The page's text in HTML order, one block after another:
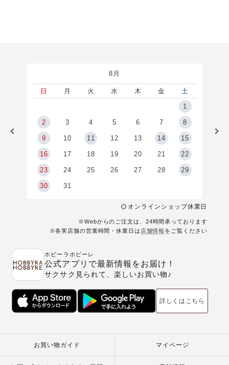
8月
日 月 火 水 木 金
土
1
2 3 4 5 6 7 8
9 10 11 12 13 14 15
16 17 18 19 20 21 22
23 24 25 26 27 28 29
30 31
オンラインショップ休業日
※Webからのご注文は、24時間承っております
※各実店舗の営業時間・休業日は 店舗情報 をご覧ください
ホビーラホビーレ
公式アプリで最新情報をお届け！
サクサク見られて、楽しいお買い物♪
詳しくはこちら
お買い物ガイド マイページ